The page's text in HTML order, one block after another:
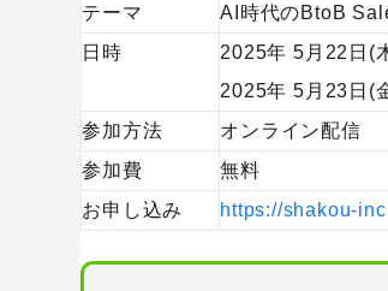
テーマ
AI時代のBtoB
日時
2025年 5月22日(
2025年 5月23日(
参加方法
オンライン配信
参加費
無料
お申し込み
https://shakou-